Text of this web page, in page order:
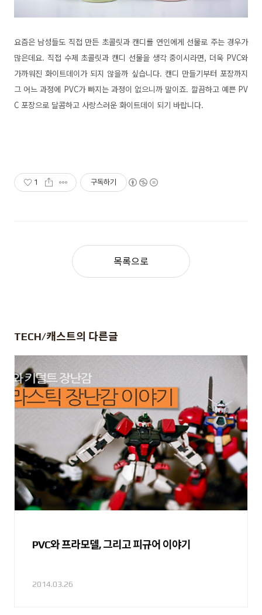
요즘은 남성들도 직접 만든 초콜릿과 캔디를 연인에게 선물로 주는 경우가
많은데요. 직접 수제 초콜릿과 캔디 선물을 생각 중이시라면, 더욱 PVC와
가까워진 화이트데이가 되지 않을까 싶습니다. 캔디 만들기부터 포장까지
그 어느 과정에 PVC가 빠지는 과정이 없으니까 말이죠. 깔끔하고 예쁜 PV
C 포장으로 달콤하고 사랑스러운 화이트데이 되기 바랍니다.
1 구독하기
목록으로
TECH/캐스트의 다른글
PVC와 프라모델, 그리고 피규어 이야기
2014.03.26